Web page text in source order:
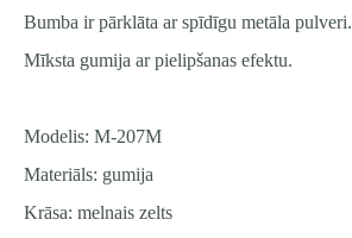
Bumba ir pārklāta ar spīdīgu metāla pulveri.
Mīksta gumija ar pielipšanas efektu.
Modelis: M-207M
Materiāls: gumija
Krāsa: melnais zelts